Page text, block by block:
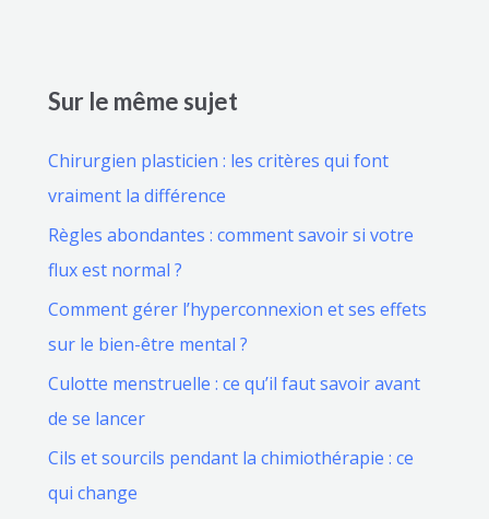
Sur le même sujet
Chirurgien plasticien : les critères qui font
vraiment la différence
Règles abondantes : comment savoir si votre
flux est normal ?
Comment gérer l’hyperconnexion et ses effets
sur le bien-être mental ?
Culotte menstruelle : ce qu’il faut savoir avant
de se lancer
Cils et sourcils pendant la chimiothérapie : ce
qui change